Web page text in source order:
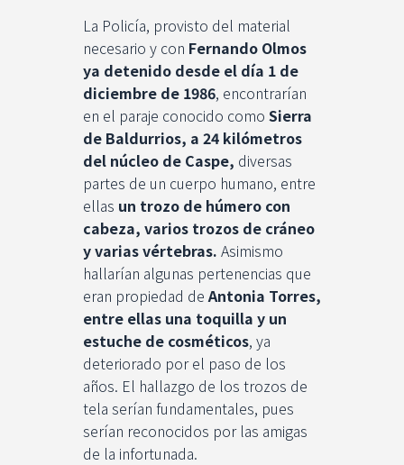
La Policía, provisto del material
necesario y con Fernando Olmos
ya detenido desde el día 1 de
diciembre de 1986, encontrarían
en el paraje conocido como Sierra
de Baldurrios, a 24 kilómetros
del núcleo de Caspe, diversas
partes de un cuerpo humano, entre
ellas un trozo de húmero con
cabeza, varios trozos de cráneo
y varias vértebras. Asimismo
hallarían algunas pertenencias que
eran propiedad deAntonia Torres,
entre ellas una toquilla y un
estuche de cosméticos, ya
deteriorado por el paso de los
años. El hallazgo de los trozos de
tela serían fundamentales, pues
serían reconocidos por las amigas
de la infortunada.